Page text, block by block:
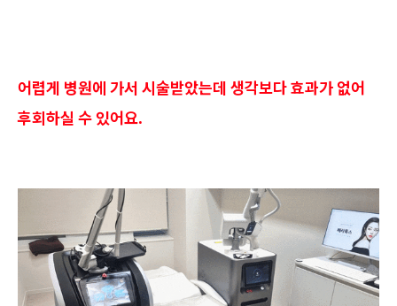
어렵게 병원에 가서 시술받았는데 생각보다 효과가 없어
후회하실 수 있어요.